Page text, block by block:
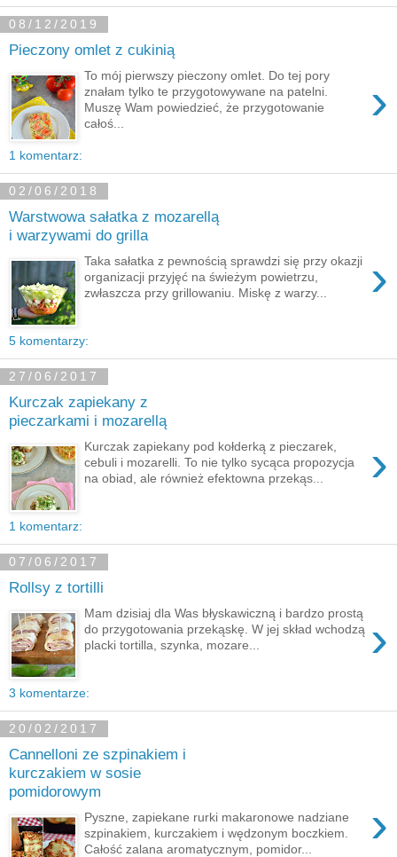
08/12/2019
Pieczony omlet z cukinią
›
To mój pierwszy pieczony omlet. Do tej pory
znałam tylko te przygotowywane na patelni.
Muszę Wam powiedzieć, że przygotowanie
całoś...
1 komentarz:
02/06/2018
Warstwowa sałatka z mozarellą
i warzywami do grilla
›
Taka sałatka z pewnością sprawdzi się przy okazji
organizacji przyjęć na świeżym powietrzu,
zwłaszcza przy grillowaniu. Miskę z warzy...
5 komentarzy:
27/06/2017
Kurczak zapiekany z
pieczarkami i mozarellą
›
Kurczak zapiekany pod kołderką z pieczarek,
cebuli i mozarelli. To nie tylko sycąca propozycja
na obiad, ale również efektowna przekąs...
1 komentarz:
07/06/2017
Rollsy z tortilli
›
Mam dzisiaj dla Was błyskawiczną i bardzo prostą
do przygotowania przekąskę. W jej skład wchodzą
placki tortilla, szynka, mozare...
3 komentarze:
20/02/2017
Cannelloni ze szpinakiem i
kurczakiem w sosie
pomidorowym
›
Pyszne, zapiekane rurki makaronowe nadziane
szpinakiem, kurczakiem i wędzonym boczkiem.
Całość zalana aromatycznym, pomidor...